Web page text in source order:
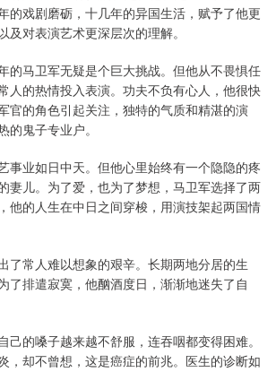
的戏剧磨砺，十几年的异国生活，赋予了他更
及对表演艺术更深层次的理解。
的马卫军无疑是个巨大挑战。但他从不畏惧任
人的热情投入表演。功夫不负有心人，他很快
官的角色引起关注，独特的气质和精湛的演
的鬼子专业户。
事业如日中天。但他心里始终有一个隐隐的疼
妻儿。为了爱，也为了梦想，马卫军选择了两
他的人生在中日之间穿梭，用演技架起两国情
了常人难以想象的艰辛。长期两地分居的生
了排遣寂寞，他酗酒度日，渐渐地迷失了自
己的嗓子越来越不舒服，连吞咽都变得困难。
，却不曾想，这是癌症的前兆。医生的诊断如